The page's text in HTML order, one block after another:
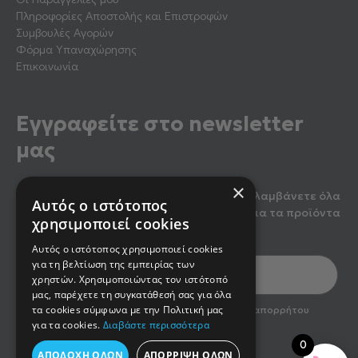
Πληροφορίες Αποστολής και Επιστροφών
Συμβουλές Αγορών
Φόρμα Υπαναχώρησης
Επικοινωνία
Εγγραφείτε στο newsletter
μας
Κάντε εγγραφή στο newsletter μας για να λαμβάνετε όλα
τα τελευταία νέα, καθώς και προσφορές για τα προϊόντα
μας.
optin2Έχω διαβάσει και αποδέχομαι την πολιτική απορρήτου
του newsletter
0
×
Αυτός ο ιστότοπος
χρησιμοποιεί cookies
Αυτός ο ιστότοπος χρησιμοποιεί cookies
για τη βελτίωση της εμπειρίας των
χρηστών. Χρησιμοποιώντας τον ιστότοπό
μας, παρέχετε τη συγκατάθεσή σας για όλα
τα cookies σύμφωνα με την Πολιτική μας
για τα cookies. Διαβάστε περισσότερα
ΑΠΟΔΟΧΉ ΌΛΩΝ ΑΠΌΡΡΙΨΗ ΌΛΩΝ